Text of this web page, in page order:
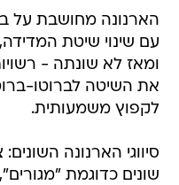
הארנונה מחושבת על
ומאז לא שונתה -
את השיטה לברוטו-
לקפוץ משמעותית.
סיווגי הארנונה השונים:
שונים כדוגמת